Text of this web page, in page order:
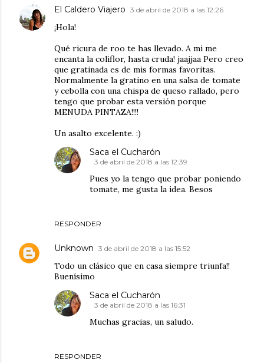
El Caldero Viajero 3 de abril de 2018 a las 12:26
¡Hola!
Qué ricura de roo te has llevado. A mi me
encanta la coliflor, hasta cruda! jaajjaa Pero creo
que gratinada es de mis formas favoritas.
Normalmente la gratino en una salsa de tomate
y cebolla con una chispa de queso rallado, pero
tengo que probar esta versión porque
MENUDA PINTAZA!!!!
Un asalto excelente. :)
RESPONDER
Saca el Cucharón
3 de abril de 2018 a las 12:39
Pues yo la tengo que probar poniendo
tomate, me gusta la idea. Besos
Unknown 3 de abril de 2018 a las 15:52
Todo un clásico que en casa siempre triunfa!!
Buenísimo
RESPONDER
Saca el Cucharón
3 de abril de 2018 a las 16:31
Muchas gracias, un saludo.